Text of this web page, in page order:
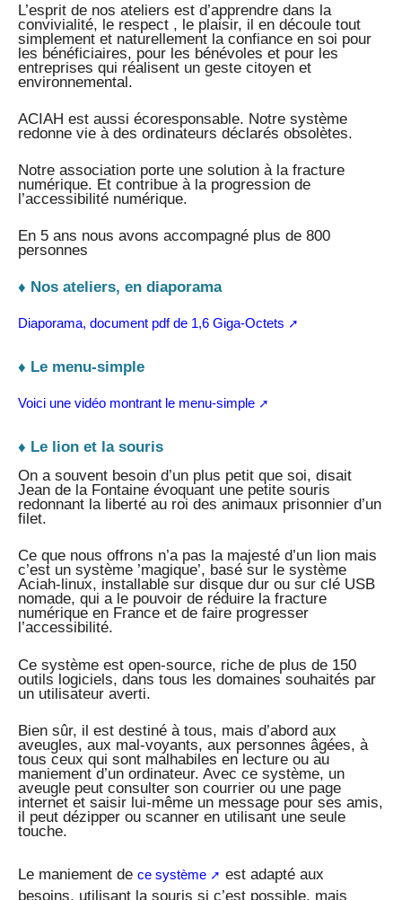
L’esprit de nos ateliers est d’apprendre dans la
convivialité, le respect , le plaisir, il en découle tout
simplement et naturellement la confiance en soi pour
les bénéficiaires, pour les bénévoles et pour les
entreprises qui réalisent un geste citoyen et
environnemental.
ACIAH est aussi écoresponsable. Notre système
redonne vie à des ordinateurs déclarés obsolètes.
Notre association porte une solution à la fracture
numérique. Et contribue à la progression de
l’accessibilité numérique.
En 5 ans nous avons accompagné plus de 800
personnes
♦ Nos ateliers, en diaporama
Diaporama, document pdf de 1,6 Giga-Octets
♦ Le menu-simple
Voici une vidéo montrant le menu-simple
♦ Le lion et la souris
On a souvent besoin d’un plus petit que soi, disait
Jean de la Fontaine évoquant une petite souris
redonnant la liberté au roi des animaux prisonnier d’un
filet.
Ce que nous offrons n’a pas la majesté d’un lion mais
c’est un système ’magique’, basé sur le système
Aciah-linux, installable sur disque dur ou sur clé USB
nomade, qui a le pouvoir de réduire la fracture
numérique en France et de faire progresser
l’accessibilité.
Ce système est open-source, riche de plus de 150
outils logiciels, dans tous les domaines souhaités par
un utilisateur averti.
Bien sûr, il est destiné à tous, mais d’abord aux
aveugles, aux mal-voyants, aux personnes âgées, à
tous ceux qui sont malhabiles en lecture ou au
maniement d’un ordinateur. Avec ce système, un
aveugle peut consulter son courrier ou une page
internet et saisir lui-même un message pour ses amis,
il peut dézipper ou scanner en utilisant une seule
touche.
Le maniement de ce système
est adapté aux
besoins, utilisant la souris si c’est possible, mais